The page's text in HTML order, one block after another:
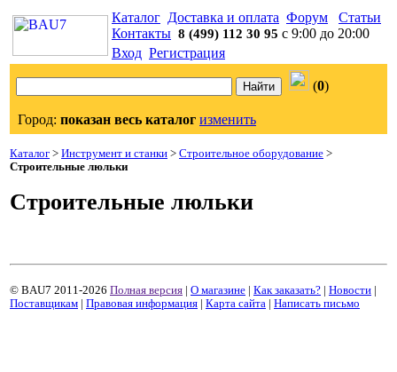
Каталог Доставка и оплата Форум
Статьи
Контакты 8 (499) 112 30 95 с 9:00 до 20:00
Вход Регистрация
(0)
Город: показан весь каталог изменить
Каталог > Инструмент и станки > Строительное оборудование >
Строительные люльки
Строительные люльки
© BAU7 2011-2026 Полная версия О магазине Как заказать? Новости
Поставщикам
Правовая информация Карта сайта Написать письмо